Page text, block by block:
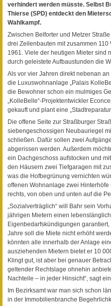
verhindert werden müsste. Selbst
Thierse (SPD) entdeckt den
Wahlkampf.
Zwischen Belforter und Metzer
drei Zeilenbauten mit zusammen
1961. Viele der heutigen Mieter sind
durch geleistete Aufbaustunden die
Als vor vier Jahren direkt nebenan
die Luxuswohnanlage „Palais
die Bewohner schon ein mulmiges
„KolleBelle“-Projektentwickler
gekauft und plant eine
Die offene Seite zur Straßburger
siebengeschossigen Neubauriegel
schließen. Dafür sollen zwei
abgerissen werden. Außerdem
ein Dachgeschoss aufstocken und
den Häusern zwei Tiefgaragen mit
was die Hofbegrünung vernichten
offenen Wohnanlage zwei
rechts, von oben und unten auf die
„Sozialverträglich“ will Bahr sein
jährigen Mietern einen
Eigenbedarfskündigungen
Jahre soll die Miete nicht erhöht
könnten alle innerhalb der Anlage
ausziehenden Mietern bietet er 10
Klingt gut, ist aber bei genauer
geltender Rechtslage ohnehin
Nachteile – in jeder Hinsicht“, sagt
Im Bezirksamt war man sich schon
in der Immobilienbranche